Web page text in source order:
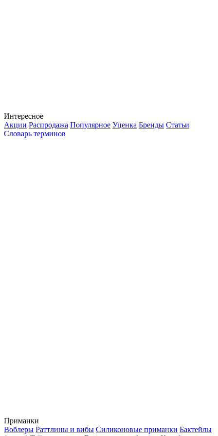
Интересное
Акции Распродажа Популярное Уценка Бренды Статьи
Словарь терминов
Приманки
Воблеры Раттлины и вибы Силиконовые приманки Бактейлы